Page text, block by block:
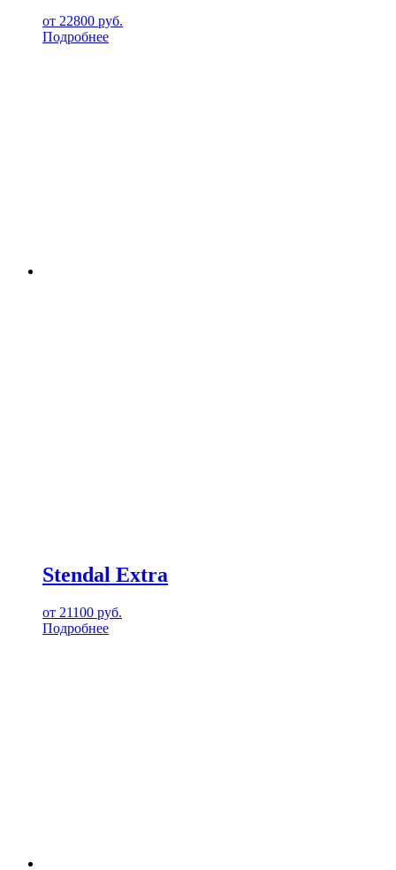
от 22800 руб.
Подробнее
Stendal Extra
от 21100 руб.
Подробнее